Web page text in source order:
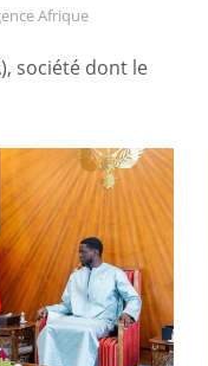
Afrique
société dont le